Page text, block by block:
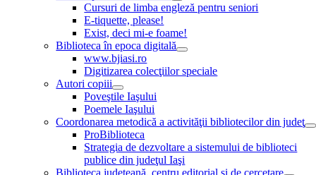
Cursuri de limba engleză pentru seniori
E-tiquette, please!
Exist, deci mi-e foame!
Biblioteca în epoca digitală
www.bjiasi.ro
Digitizarea colecţiilor speciale
Autori copiii
Poveştile Iaşului
Poemele Iaşului
Coordonarea metodică a activităţii bibliotecilor din judeţ
ProBiblioteca
Strategia de dezvoltare a sistemului de biblioteci
publice din judeţul Iaşi
Biblioteca judeţeană, centru editorial şi de cercetare